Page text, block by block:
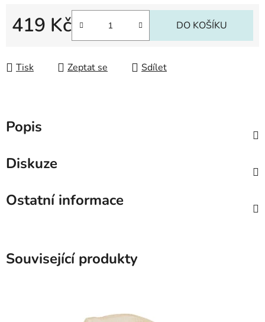
419 Kč DO KOŠÍKU
Tisk Zeptat se Sdílet
Popis
Diskuze
Ostatní informace
Související produkty